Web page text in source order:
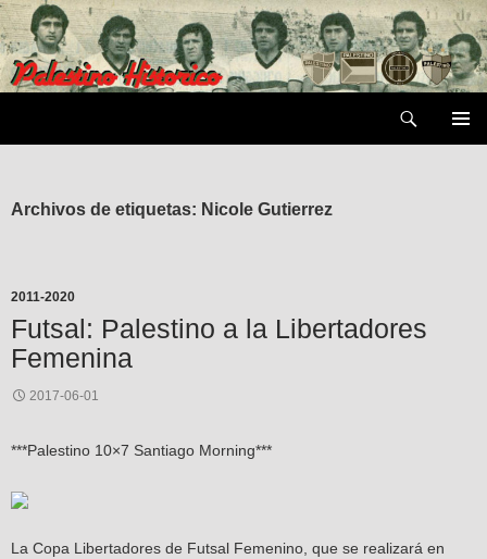
Saltar
al
contenido
Archivos de etiquetas: Nicole Gutierrez
2011-2020
Futsal: Palestino a la Libertadores
Femenina
2017-06-01
***Palestino 10×7 Santiago Morning***
La Copa Libertadores de Futsal Femenino, que se realizará en